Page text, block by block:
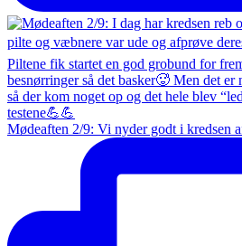
Mødeaften 2/9: Vi nyder godt i kredsen